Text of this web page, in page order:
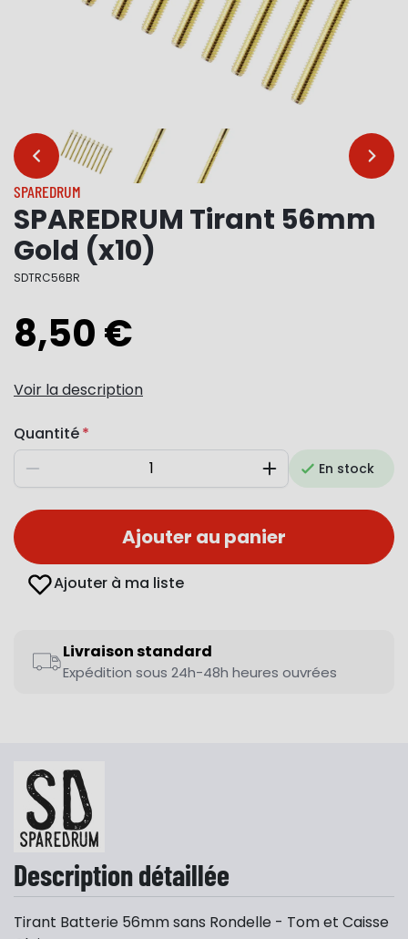
… …
SPAREDRUM
SPAREDRUM Tirant 56mm
Gold (x10)
SDTRC56BR
8,50 €
Voir la description
Quantité
Diminuer AugmenterEn stock
Ajouter au panier
Ajouter à ma liste
Livraison standard
Expédition sous 24h-48h heures ouvrées
Description détaillée
Tirant Batterie 56mm sans Rondelle - Tom et Caisse